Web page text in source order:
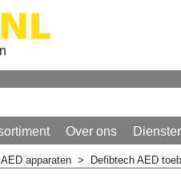
Over ons
AED apparaten > Defibtech AED